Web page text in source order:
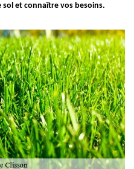
et connaître vos besoins.